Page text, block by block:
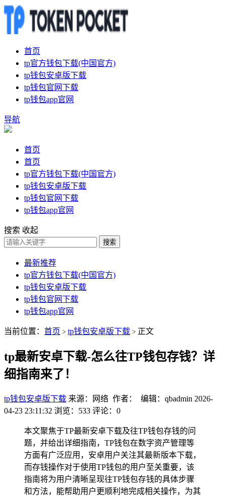
首页
tp官方钱包下载(中国官方)
tp钱包安卓版下载
tp钱包官网下载
tp钱包app官网
导航
首页
首页
tp官方钱包下载(中国官方)
tp钱包安卓版下载
tp钱包官网下载
tp钱包app官网
搜索 收起
搜索
最新推荐
tp官方钱包下载(中国官方)
tp钱包安卓版下载
tp钱包官网下载
tp钱包app官网
当前位置： 首页 > tp钱包安卓版下载 > 正文
tp最新安卓下载-怎么往TP钱包存钱？详
细指南来了！
tp钱包安卓版下载 来源：网络 作者： 编辑：qbadmin 2026-
04-23 23:11:32 浏览：533 评论：0
本文聚焦于TP最新安卓下载及往TP钱包存钱的问
题，并给出详细指南，TP钱包在数字资产管理等
方面有广泛应用，安卓用户关注其最新版本下载，
而存钱操作对于使用TP钱包的用户至关重要，该
指南将为用户清晰呈现往TP钱包存钱的具体步骤
和方法，能帮助用户更顺利地完成相关操作，为其